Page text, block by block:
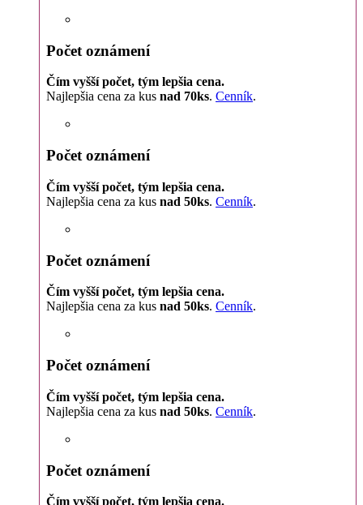
Počet oznámení
Čím vyšší počet, tým lepšia cena.
Najlepšia cena za kus nad 70ks. Cenník.
Počet oznámení
Čím vyšší počet, tým lepšia cena.
Najlepšia cena za kus nad 50ks. Cenník.
Počet oznámení
Čím vyšší počet, tým lepšia cena.
Najlepšia cena za kus nad 50ks. Cenník.
Počet oznámení
Čím vyšší počet, tým lepšia cena.
Najlepšia cena za kus nad 50ks. Cenník.
Počet oznámení
Čím vyšší počet, tým lepšia cena.